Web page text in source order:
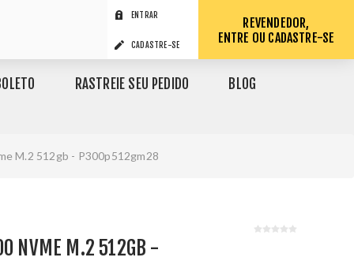
ENTRAR
CADASTRE-SE
REVENDEDOR,
ENTRE OU CADASTRE-SE
RASTREIE SEU PEDIDO BLOG
M.2 512gb - P300p512gm28
NVME M.2 512GB -